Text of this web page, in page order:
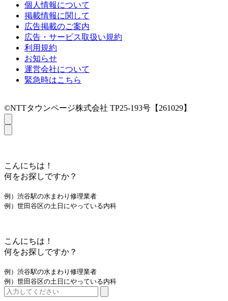
個人情報について
掲載情報に関して
広告掲載のご案内
広告・サービス取扱い規約
利用規約
お知らせ
運営会社について
緊急時はこちら
©NTTタウンページ株式会社 TP25-193号【261029】
こんにちは！
何をお探しですか？
例）渋谷駅の水まわり修理業者
例）世田谷区の土日にやっている内科
こんにちは！
何をお探しですか？
例）渋谷駅の水まわり修理業者
例）世田谷区の土日にやっている内科